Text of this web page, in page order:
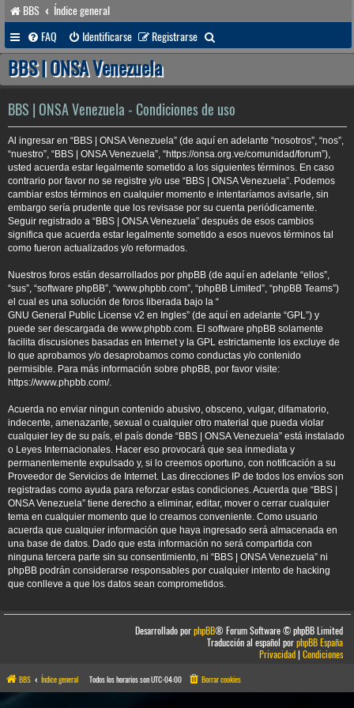
BBS
Índice general
FAQ
Identificarse Registrarse
u
a
r
BBS | ONSA Venezuela
BBS | ONSA Venezuela - Condiciones de uso
Al ingresar en “BBS | ONSA Venezuela” (de aquí en adelante “nosotros”, “nos”,
“nuestro”, “BBS | ONSA Venezuela”, “https://onsa.org.ve/comunidad/forum”),
usted acuerda estar legalmente sometido a los siguientes términos. En caso
contrario por favor no se registre y/o use “BBS | ONSA Venezuela”. Podemos
cambiar estos términos en cualquier momento e intentaríamos avisarle, sin
embargo sería prudente que los revisase por su cuenta periódicamente.
Seguir registrado a “BBS | ONSA Venezuela” después de esos cambios
significa que acuerda estar legalmente sometido a esos nuevos términos tal
como fueron actualizados y/o reformados.
Nuestros foros están desarrollados por phpBB (de aquí en adelante “ellos”,
“sus”, “software phpBB”, “www.phpbb.com”, “phpBB Limited”, “phpBB Teams”)
el cual es una solución de foros liberada bajo la “
GNU General Public License v2 en Ingles” (de aquí en adelante “GPL”) y
puede ser descargada de www.phpbb.com. El software phpBB solamente
facilita discusiones basadas en Internet y la GPL estrictamente los excluye de
lo que aprobamos y/o desaprobamos como conductas y/o contenido
permisible. Para más información sobre phpBB, por favor visite:
https://www.phpbb.com/.
Acuerda no enviar ningun contenido abusivo, obsceno, vulgar, difamatorio,
indecente, amenazante, sexual o cualquier otro material que pueda violar
cualquier ley de su país, el país donde “BBS | ONSA Venezuela” está instalado
o Leyes Internacionales. Hacer eso provocará que sea inmediata y
permanentemente expulsado y, si lo creemos oportuno, con notificación a su
Proveedor de Servicios de Internet. Las direcciones IP de todos los envíos son
registradas como ayuda para reforzar estas condiciones. Acuerda que “BBS |
ONSA Venezuela” tiene derecho a eliminar, editar, mover o cerrar cualquier
tema en cualquier momento que lo creamos conveniente. Como usuario
acuerda que cualquier información que haya ingresado será almacenada en
una base de datos. Dado que esta información no será compartida con
ninguna tercera parte sin su consentimiento, ni “BBS | ONSA Venezuela” ni
phpBB podrán considerarse responsables por cualquier intento de hacking
que conlleve a que los datos sean comprometidos.
Desarrollado porphpBB® Forum Software © phpBB Limited
Traducción al español porphpBB España
Privacidad|Condiciones
BBS Índice general Todos los horarios sonUTC-04:00 Borrar cookies